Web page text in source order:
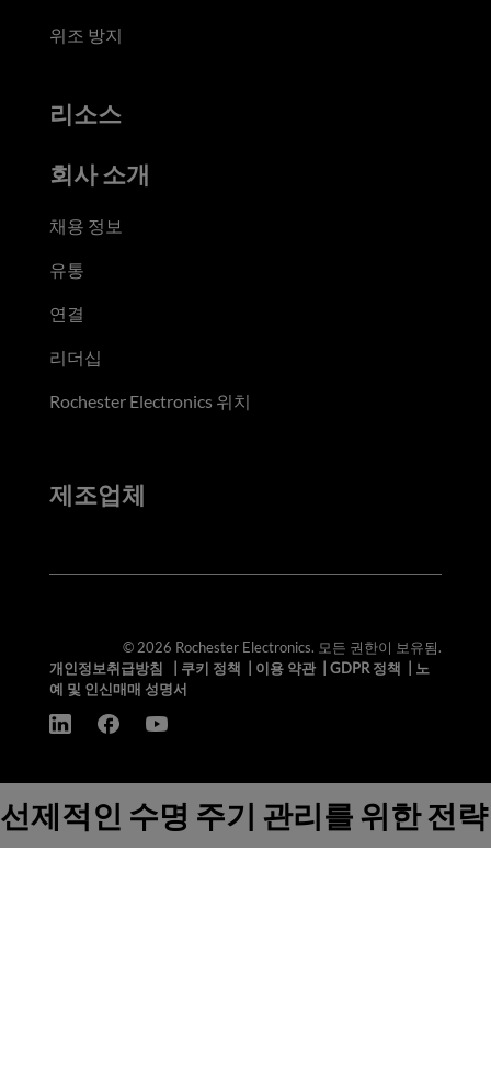
위조 방지
리소스
회사 소개
채용 정보
유통
연결
리더십
Rochester Electronics 위치
제조업체
© 2026 Rochester Electronics. 모든 권한이 보유됨.
개인정보취급방침
쿠키 정책 이용 약관| GDPR 정책
노
예 및 인신매매 성명서
선제적인 수명 주기 관리를 위한 전략